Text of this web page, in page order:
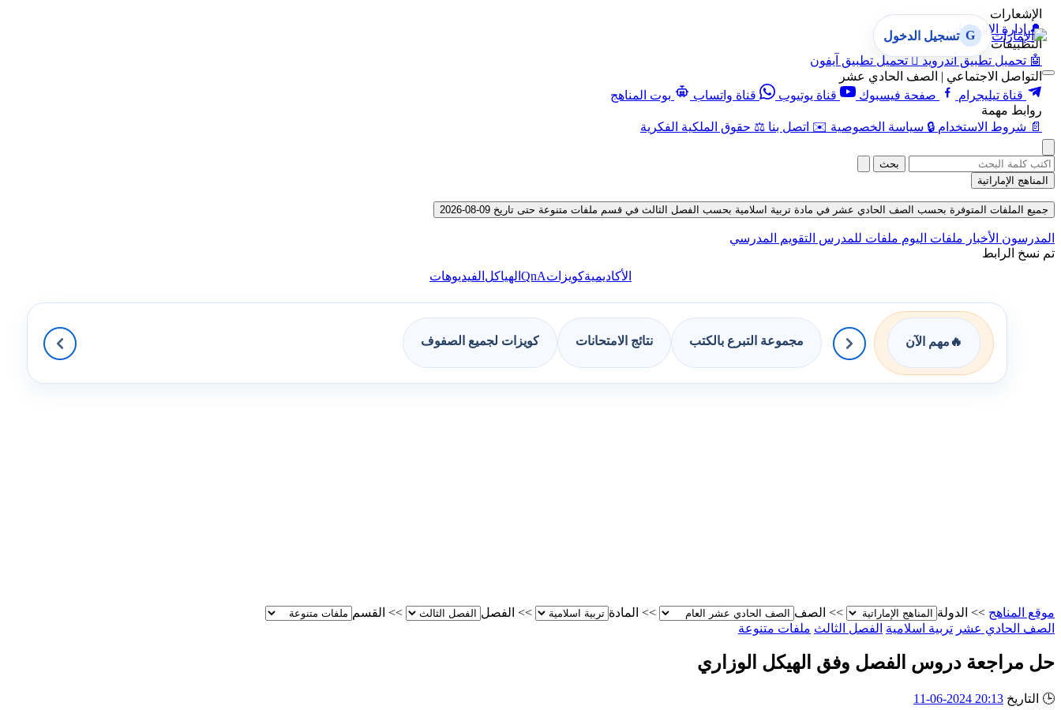
الإشعارات
🔔 إدارة الإشعارات
التطبيقات
🤖 تحميل تطبيق أندرويد  تحميل تطبيق آيفون
التواصل الاجتماعي | الصف الحادي عشر
قناة تيليجرام
صفحة فيسبوك قناة يوتيوب قناة واتساب
بوت المناهج
روابط مهمة
📄 شروط الاستخدام 🔒 سياسة الخصوصية ✉️ اتصل بنا ⚖️ حقوق الملكية الفكرية
G تسجيل الدخول
بحث
المناهج الإماراتية
جميع الملفات المتوفرة بحسب الصف الحادي عشر في مادة تربية اسلامية بحسب الفصل الثالث في قسم ملفات متنوعة حتى تاريخ 09-08-2026
المدرسون الأخبار ملفات اليوم ملفات للمدرس التقويم المدرسي
تم نسخ الرابط
الأكاديميةكويزاتQnA الهياكل الفيديوهات
🔥 مهم الآن مجموعة التبرع بالكتب نتائج الامتحانات كويزات لجميع الصفوف
موقع المناهج >> الدولة >> الصف >> المادة >> الفصل >> القسم
الصف الحادي عشر تربية اسلامية الفصل الثالث ملفات متنوعة
حل مراجعة دروس الفصل وفق الهيكل الوزاري
🕒 التاريخ 20:13 2024-06-11